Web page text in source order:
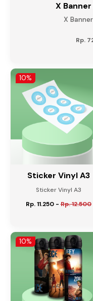
X
X
Rp.
10%
Sticker Vinyl A3
Sticker Vinyl A3
Rp. 11.250-Rp. 12.500
10%